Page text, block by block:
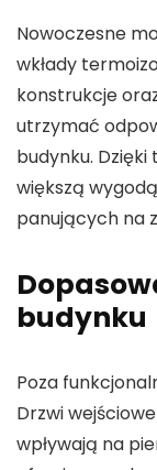
Nowoczesne
wkłady
konstrukcje
utrzymać
budynku.
większą
panujących na
budynku
Poza
Drzwi
wpływają na